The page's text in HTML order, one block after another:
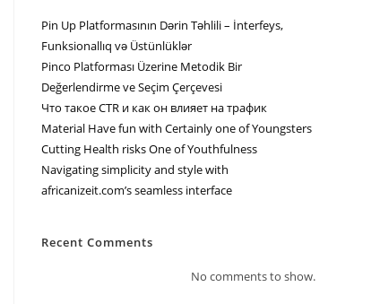
Pin Up Platformasının Dərin Təhlili – İnterfeys,
Funksionallıq və Üstünlüklər
Pinco Platforması Üzerine Metodik Bir
Değerlendirme ve Seçim Çerçevesi
Что такое CTR и как он влияет на трафик
Material Have fun with Certainly one of Youngsters
Cutting Health risks One of Youthfulness
Navigating simplicity and style with
africanizeit.com’s seamless interface
Recent Comments
No comments to show.